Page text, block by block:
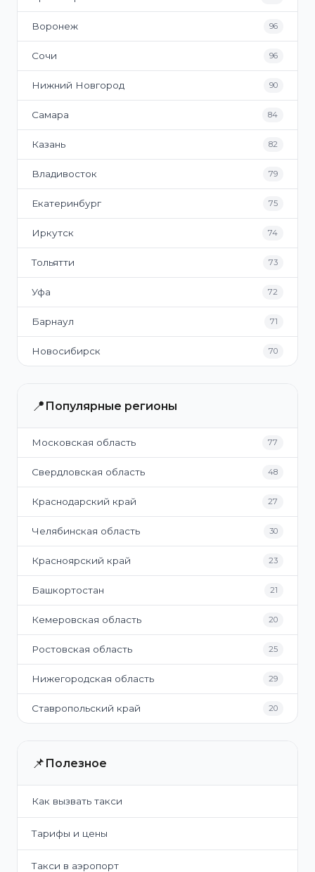
Воронеж 96
Сочи 96
Нижний Новгород 90
Самара 84
Казань 82
Владивосток 79
Екатеринбург 75
Иркутск 74
Тольятти 73
Уфа 72
Барнаул 71
Новосибирск 70
📍 Популярные регионы
Московская область 77
Свердловская область 48
Краснодарский край 27
Челябинская область 30
Красноярский край 23
Башкортостан 21
Кемеровская область 20
Ростовская область 25
Нижегородская область 29
Ставропольский край 20
📌 Полезное
Как вызвать такси
Тарифы и цены
Такси в аэропорт